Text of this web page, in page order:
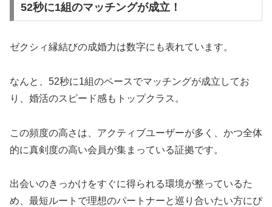
52秒に1組のマッチングが成立！
ゼクシィ縁結びの成婚力は数字にも表れています。
なんと、52秒に1組のペースでマッチングが成立してお
り、婚活のスピード感もトップクラス。
この頻度の高さは、アクティブユーザーが多く、かつ全体
的に真剣度の高い会員が集まっている証拠です。
出会いのきっかけをすぐに得られる環境が整っているた
め、最短ルートで理想のパートナーと巡り合いたい方にぴ